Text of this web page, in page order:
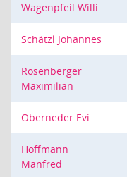
Wagenpfeil Willi
Schätzl Johannes
Rosenberger
Maximilian
Oberneder Evi
Hoffmann
Manfred